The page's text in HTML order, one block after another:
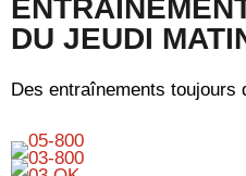
DU JEUDI
Des entraînements toujours